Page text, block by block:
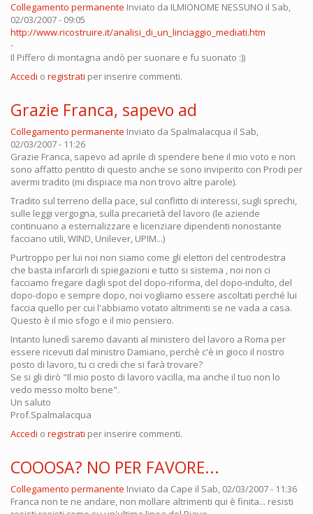
Collegamento permanente Inviato da ILMIONOME NESSUNO il Sab,
02/03/2007 - 09:05
http://www.ricostruire.it/analisi_di_un_linciaggio_mediati.htm
-
Il Piffero di montagna andò per suonare e fu suonato :))
Accedi o registrati per inserire commenti.
Grazie Franca, sapevo ad
Collegamento permanente Inviato da Spalmalacqua il Sab,
02/03/2007 - 11:26
Grazie Franca, sapevo ad aprile di spendere bene il mio voto e non
sono affatto pentito di questo anche se sono inviperito con Prodi per
avermi tradito (mi dispiace ma non trovo altre parole).
Tradito sul terreno della pace, sul conflitto di interessi, sugli sprechi,
sulle leggi vergogna, sulla precarietà del lavoro (le aziende
continuano a esternalizzare e licenziare dipendenti nonostante
facciano utili, WIND, Unilever, UPIM...)
Purtroppo per lui noi non siamo come gli elettori del centrodestra
che basta infarcirli di spiegazioni e tutto si sistema , noi non ci
facciamo fregare dagli spot del dopo-riforma, del dopo-indulto, del
dopo-dopo e sempre dopo, noi vogliamo essere ascoltati perché lui
faccia quello per cui l'abbiamo votato altrimenti se ne vada a casa.
Questo è il mio sfogo e il mio pensiero.
Intanto lunedì saremo davanti al ministero del lavoro a Roma per
essere ricevuti dal ministro Damiano, perchè c'è in gioco il nostro
posto di lavoro, tu ci credi che si farà trovare?
Se si gli dirò "Il mio posto di lavoro vacilla, ma anche il tuo non lo
vedo messo molto bene".
Un saluto
Prof.Spalmalacqua
Accedi o registrati per inserire commenti.
COOOSA? NO PER FAVORE...
Collegamento permanente Inviato da Cape il Sab, 02/03/2007 - 11:36
Franca non te ne andare, non mollare altrimenti qui è finita... resisti